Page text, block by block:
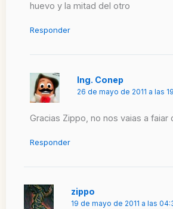
huevo y la mitad del otro
Responder
Ing. Conep
26 de mayo de 2011 a las
Gracias Zippo, no nos vaias a faiar
Responder
zippo
19 de mayo de 2011 a las